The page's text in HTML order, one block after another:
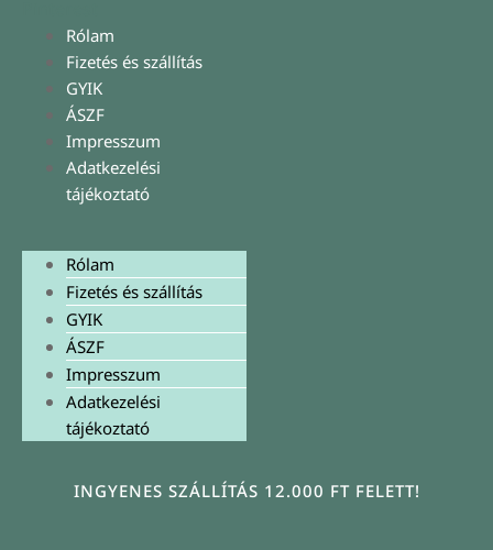
Rólam
Fizetés és szállítás
GYIK
ÁSZF
Impresszum
Adatkezelési
tájékoztató
Rólam
Fizetés és szállítás
GYIK
ÁSZF
Impresszum
Adatkezelési
tájékoztató
INGYENES SZÁLLÍTÁS 12.000 FT FELETT!